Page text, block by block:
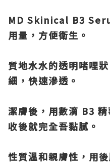
MD Skinical B3
用量，方便衛生。
質地水水的透明啫哩
細，快速滲透。
潔膚後，用數滴 B3
收後就完全吾黏膩。
性質溫和親膚性，用